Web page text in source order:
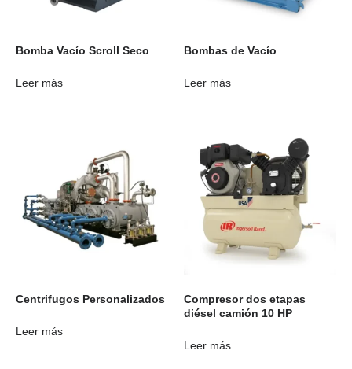
Bomba Vacío Scroll Seco
Leer más
Bombas de Vacío
Leer más
Centrifugos Personalizados
Leer más
Compresor dos etapas
diésel camión 10 HP
Leer más